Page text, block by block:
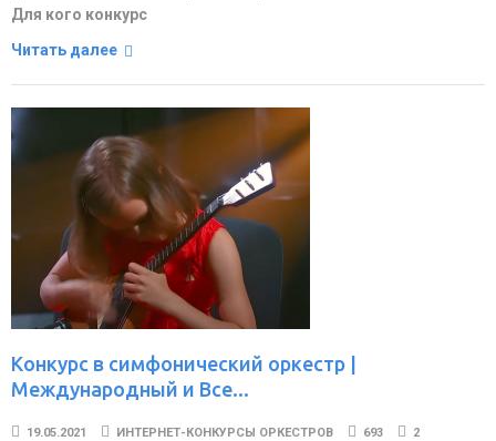
Для кого конкурс
Читать далее
Конкурс в симфонический оркестр |
Международный и Все...
19.05.2021 ИНТЕРНЕТ-КОНКУРСЫ ОРКЕСТРОВ 693 2